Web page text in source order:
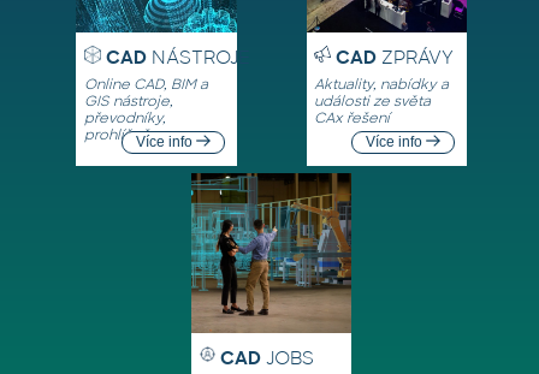
CADNÁSTROJE
Online CAD, BIM a
GIS nástroje,
převodníky,
prohlížečeVíce info
CADZPRÁVY
Aktuality, nabídky a
události ze světa
CAx řešení
Více info
CAD JOBS